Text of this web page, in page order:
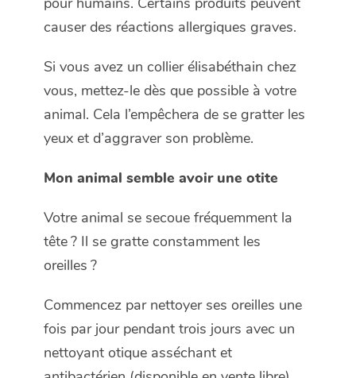
causer des réactions allergiques graves.
Si vous avez un collier élisabéthain chez
vous, mettez-le dès que possible à votre
animal. Cela l’empêchera de se gratter les
yeux et d’aggraver son problème.
Mon animal semble avoir une otite
Votre animal se secoue fréquemment la
tête ? Il se gratte constamment les
oreilles ?
Commencez par nettoyer ses oreilles une
fois par jour pendant trois jours avec un
nettoyant otique asséchant et